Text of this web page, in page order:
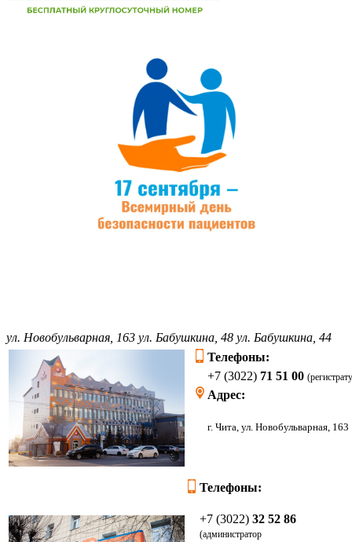
ул. Новобульварная, 163 ул. Бабушкина, 48 ул. Бабушкина, 44
Телефоны:
+7 (3022) 71 51 00
Адрес:
г. Чита, ул.
Телефоны:
+7 (3022) 32 52 86
(администратор